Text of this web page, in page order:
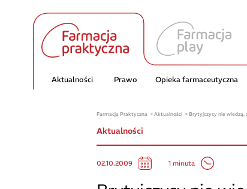
Aktualności Prawo Opieka farmaceutyczna
Farmacja Praktyczna Aktualności Brytyjczycy nie wiedzą,
Aktualności
02.10.2009 1 minuta